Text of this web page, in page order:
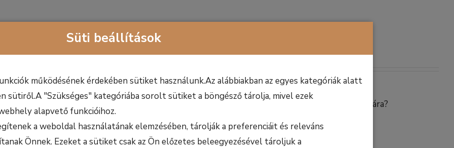
Süti beállítások
működésének érdekében sütiket használunk.Az alábbiakban az egyes kategóriák alatt
sütiről.A "Szükséges" kategóriába sorolt sütiket a böngésző tárolja, mivel ezek
alapvető funkcióihoz.
a weboldal használatának elemzésében, tárolják a preferenciáit és releváns
Önnek. Ezeket a sütiket csak az Ön előzetes beleegyezésével tároljuk a
mint a boldogság hangszere” c. könyv
Ft.
is:
6.990 Ft.
vágnál bele a zenetanulásba?
keresed a legmegfelelőbb megoldást zene iránt fogékony és érdeklődő gyermekeid számára?
a zenei szakma?
Szeretnél többet kihozni a szenvedélyedből, mint csak egy hobbi?
hogy
milyen lehetőségek vannak zenészként ma Magyarországon és a világon?